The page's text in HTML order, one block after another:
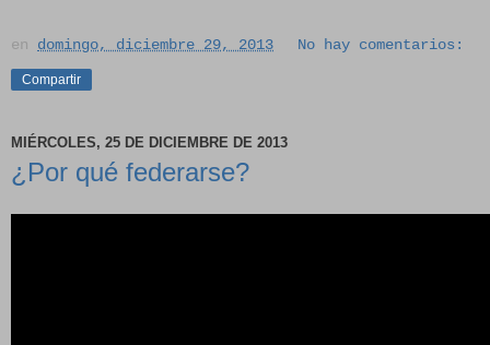
en domingo, diciembre 29, 2013 No hay comentarios:
Compartir
MIÉRCOLES, 25 DE DICIEMBRE DE 2013
¿Por qué federarse?